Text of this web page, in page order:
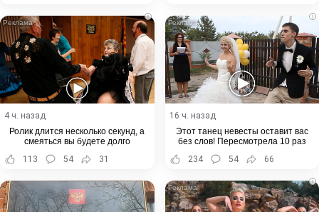
i
4 ч. назад
Ролик длится несколько секунд, а
смеяться вы будете долго
113
54 31
i
16 ч. назад
Этот танец невесты оставит вас
без слов! Пересмотрела 10 раз
234
54 66
i